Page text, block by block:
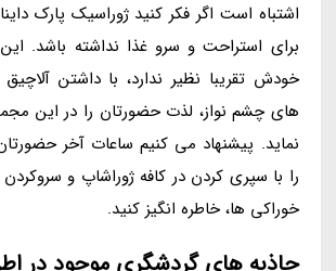
اشتباه است اگر فکر کنید ژوراسیک پارک
برای استراحت و سرو غذا نداشته باشد.
خودش تقریبا نظیر ندارد، با داشتن
های چشم نواز، لذت حضورتان را در این
نماید. پیشنهاد می کنیم ساعات آخر
را با سپری کردن در کافه ژوراشاپ و
خوراکی ها، خاطره انگیز کنید.
جاذبه های گردشگری موجود در